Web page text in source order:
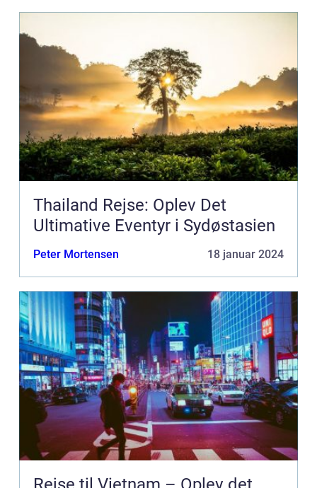
Thailand Rejse: Oplev Det
Ultimative Eventyr i Sydøstasien
Peter Mortensen 18 januar 2024